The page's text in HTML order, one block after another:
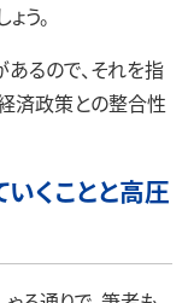
う。
るので、それを指
済政策との整合性
くことと高圧